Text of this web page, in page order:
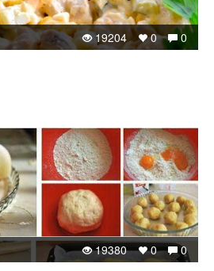
0
0
19204
0
0
19380